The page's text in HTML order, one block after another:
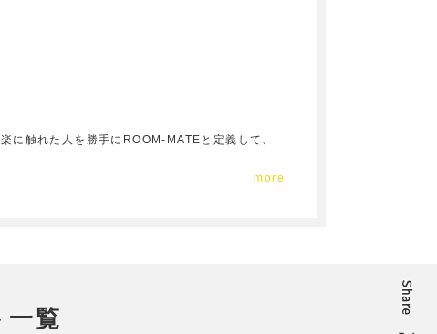
に触れた人を勝手にROOM-MATEと定義して、
more
一覧